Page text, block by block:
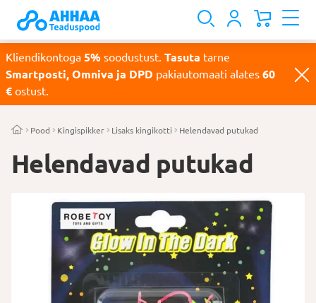
Kliendikontoga 5% soodustust. Tasuta tarne
Smartposti, Omniva ja DPD pakiautomaati alates 60
€ ostust.
Pood Kingispikker Lisaks kingikotti Helendavad putukad
Helendavad putukad